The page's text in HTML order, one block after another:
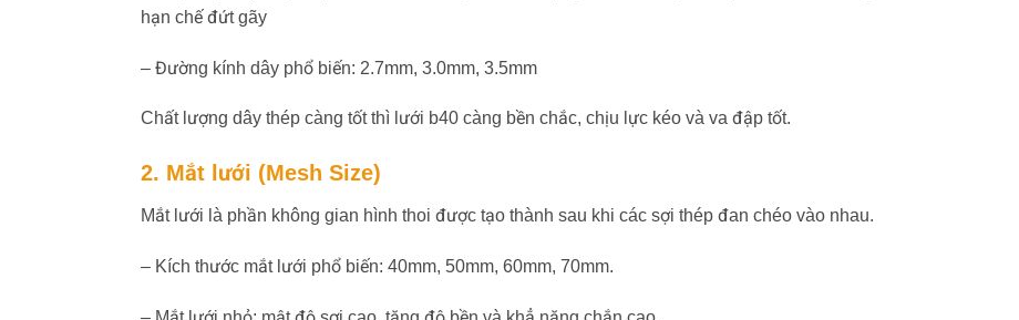
hạn chế đứt gãy
– Đường kính dây phổ biến: 2.7mm, 3.0mm, 3.5mm
Chất lượng dây thép càng tốt thì lưới b40 càng bền chắc, chịu lực kéo và va đập tốt.
2. Mắt lưới (Mesh Size)
Mắt lưới là phần không gian hình thoi được tạo thành sau khi các sợi thép đan chéo vào nhau.
– Kích thước mắt lưới phổ biến: 40mm, 50mm, 60mm, 70mm.